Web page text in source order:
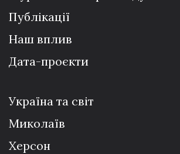
Публікації
Наш вплив
Дата-проєкти
Україна та світ
Миколаїв
Херсон